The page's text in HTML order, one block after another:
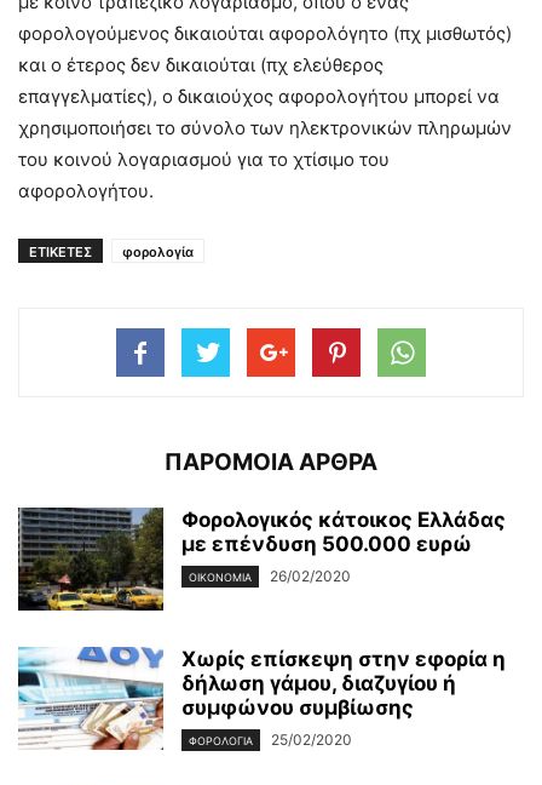
φορολογούμενος δικαιούται αφορολόγητο (πχ μισθωτός)
και ο έτερος δεν δικαιούται (πχ ελεύθερος
επαγγελματίες), ο δικαιούχος αφορολογήτου μπορεί να
χρησιμοποιήσει το σύνολο των ηλεκτρονικών πληρωμών
του κοινού λογαριασμού για το χτίσιμο του
αφορολογήτου.
ΕΤΙΚΕΤΕΣ φορολογία
ΠΑΡΟΜΟΙΑ ΑΡΘΡΑ
Φορολογικός κάτοικος Ελλάδας
με επένδυση 500.000 ευρώ
ΟΙΚΟΝΟΜΊΑ 26/02/2020
Χωρίς επίσκεψη στην εφορία η
δήλωση γάμου, διαζυγίου ή
συμφώνου συμβίωσης
ΦΟΡΟΛΟΓΊΑ 25/02/2020